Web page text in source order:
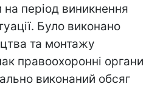
період виникнення
Було виконано
та монтажу
правоохоронні органи
виконаний обсяг